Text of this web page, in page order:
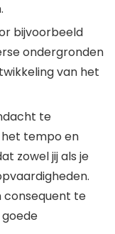
bijvoorbeeld
ondergronden
van het
te
tempo en
zowel jij als je
consequent te